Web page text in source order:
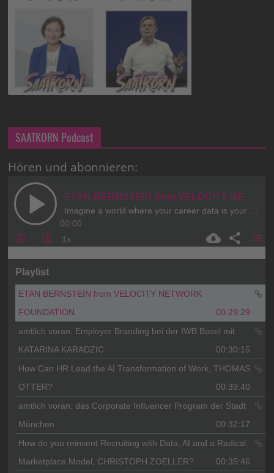
SAATKORN Podcast
Hören und abonnieren: